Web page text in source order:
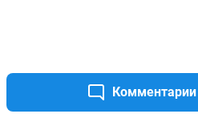
Комментарии